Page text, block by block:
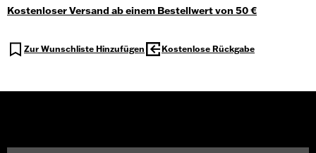
Kostenloser Versand ab einem Bestellwert von 50 €
Zur Wunschliste Hinzufügen Kostenlose Rückgabe